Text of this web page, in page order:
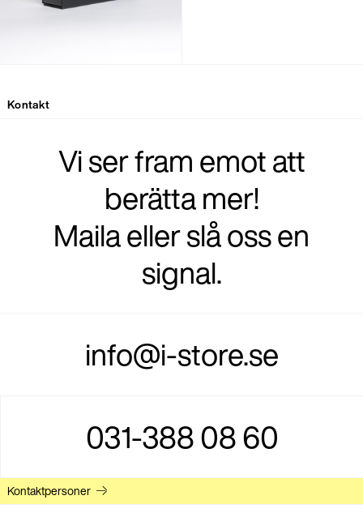
Kontakt
Vi ser fram emot att
berätta mer!
Maila eller slå oss en
signal.
info@i-store.se
031-388 08 60
Kontaktpersoner